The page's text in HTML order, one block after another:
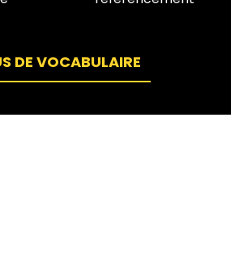
DE VOCABULAIRE